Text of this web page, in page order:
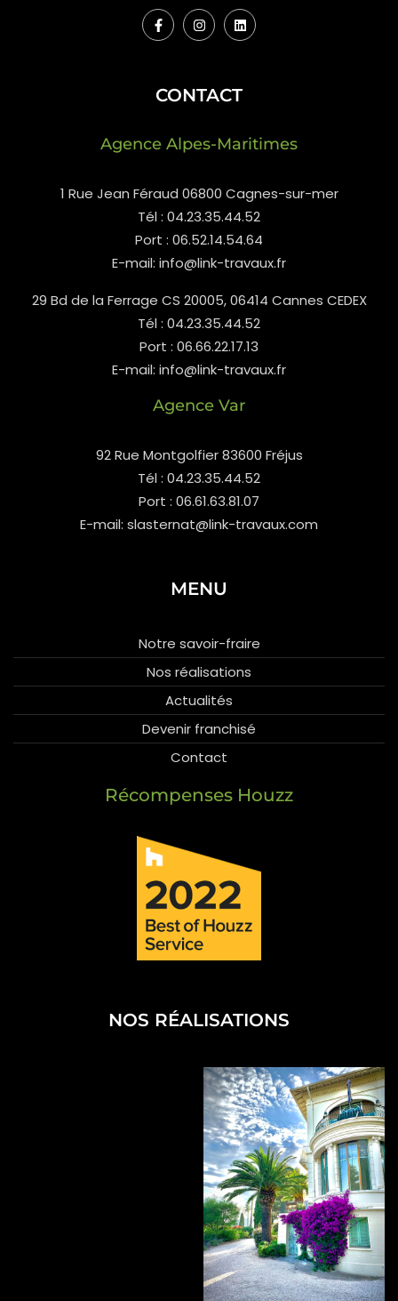
CONTACT
Agence Alpes-Maritimes
1 Rue Jean Féraud 06800 Cagnes-sur-mer
Tél : 04.23.35.44.52
Port : 06.52.14.54.64
E-mail: info@link-travaux.fr
29 Bd de la Ferrage CS 20005, 06414 Cannes CEDEX
Tél : 04.23.35.44.52
Port : 06.66.22.17.13
E-mail: info@link-travaux.fr
Agence Var
92 Rue Montgolfier 83600 Fréjus
Tél : 04.23.35.44.52
Port : 06.61.63.81.07
E-mail: slasternat@link-travaux.com
MENU
Notre savoir-fraire
Nos réalisations
Actualités
Devenir franchisé
Contact
Récompenses Houzz
NOS RÉALISATIONS